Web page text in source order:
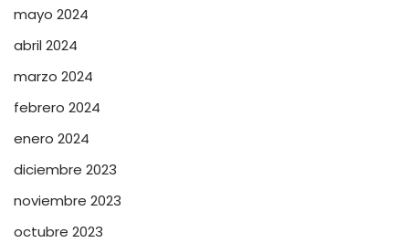
mayo 2024
abril 2024
marzo 2024
febrero 2024
enero 2024
diciembre 2023
noviembre 2023
octubre 2023